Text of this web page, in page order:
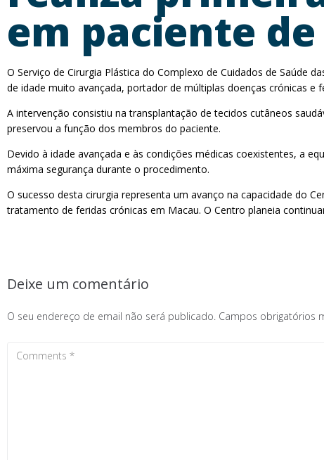
em paciente de
O Serviço de Cirurgia Plástica do Complexo de Cuidados de Saúde
de idade muito avançada, portador de múltiplas doenças crónicas e
A intervenção consistiu na transplantação de tecidos cutâneos
preservou a função dos membros do paciente.
Devido à idade avançada e às condições médicas coexistentes, a
máxima segurança durante o procedimento.
O sucesso desta cirurgia representa um avanço na capacidade do
tratamento de feridas crónicas em Macau. O Centro planeia
Deixe um comentário
O seu endereço de email não será publicado. Campos obrigatórios